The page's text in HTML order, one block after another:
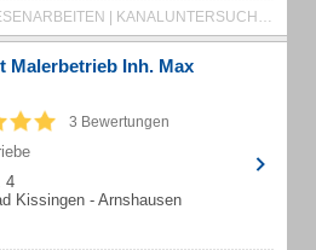
BALKONSANIERUNG | FLIESENARBEITEN | KANALUNTERSUCHUNG | MAURER- UND PUTZARBEITEN
Malerbetrieb Inh. Max
3 Bewertungen
4
Kissingen - Arnshausen